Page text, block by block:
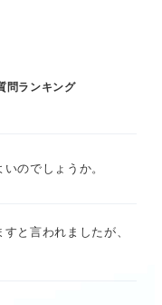
問ランキング
のでしょうか。
と言われましたが、